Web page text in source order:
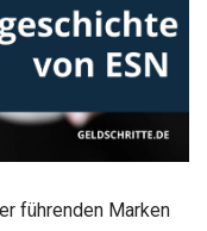
führenden Marken